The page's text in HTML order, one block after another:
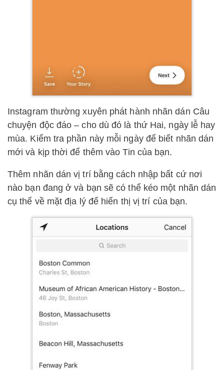
Instagram thường xuyên phát hành nhãn dán Câu
chuyện độc đáo – cho dù đó là thứ Hai, ngày lễ hay
mùa. Kiểm tra phần này mỗi ngày để biết nhãn dán
mới và kịp thời để thêm vào Tin của bạn.
Thêm nhãn dán vị trí bằng cách nhập bất cứ nơi
nào bạn đang ở và bạn sẽ có thể kéo một nhãn dán
cụ thể về mặt địa lý để hiển thị vị trí của bạn.